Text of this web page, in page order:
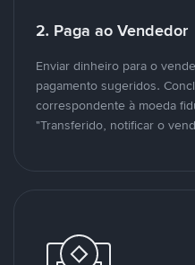
2. Paga ao Vendedor
Enviar dinheiro para o
pagamento sugeridos.
correspondente à moeda
"Transferido, notificar o